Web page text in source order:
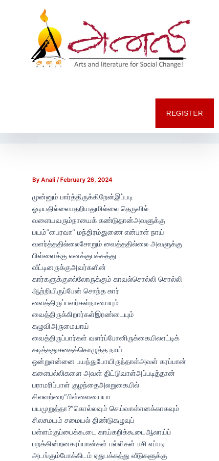
REGISTER
By Anali /February 26, 2024
முன்னும் பார்த்திருக்கிறேன்இப்படி
ஓடியதில்லைபதறியதுமில்லை தெருவில்
வளையவரும்நாயைக் கண்டுதான்அவளுக்கு
பயம்“பைரவா” மந்திரம்துணை என்பாள் நாய்
வளர்த்ததில்லைசோறும் வைத்ததில்லை அவளுக்கு
பிள்ளைக்கு எனக்குபக்கத்து
வீட்டினருக்குஅவர்களின்
கார்களுக்குஎல்லோருக்கும் காவல்சொல்லி சொல்லி
ஆற்றியிருப்பேன் சொந்த கார்
வைத்திருப்பவர்கள்நாயையும்
வைத்திருக்கிறார்கள்இரண்டையும்
கழுவிஅருமையாய்
வைத்திருப்பார்கள் வளர்ப்போனிருக்கையிலஎட்டிக்
கடித்ததுசதைக்கொழுத்த நாய்
ஒன்றுஎன்னை பயந்துபோயிருந்தாள்அவள் கரப்பான்
களைபல்லிகளை அவள் திட்டுவாள்அப்படித்தான்
பராமரிப்பாள் குழந்தைஅலறுகையில்
சிலவற்றை“பிள்ளையையா
பயமுறுத்தா?”கொல்லவும் செய்வாள்எனக்காகவும்
சிலசமயம் சமையல் திண்டுகழுவுப்
பள்ளம்குப்பைக்கூடை காய்கறிக்கூடைஆலாய்ப்
பறக்கின்றனகரப்பான்கள் பல்லிகள் பசி எப்படி
அடங்கும்போக்கிடம் ஏதுபக்கத்து வீடுகளுக்கு
navigation